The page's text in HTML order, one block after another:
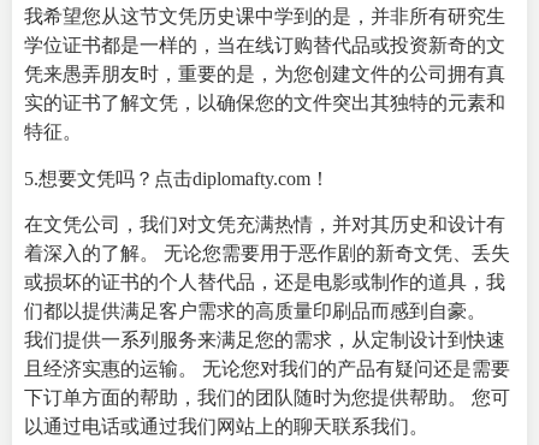
我希望您从这节文凭历史课中学到的是，并非所有研究生
学位证书都是一样的，当在线订购替代品或投资新奇的文
凭来愚弄朋友时，重要的是，为您创建文件的公司拥有真
实的证书了解文凭，以确保您的文件突出其独特的元素和
特征。
5.想要文凭吗？点击diplomafty.com ！
在文凭公司，我们对文凭充满热情，并对其历史和设计有
着深入的了解。 无论您需要用于恶作剧的新奇文凭、丢失
或损坏的证书的个人替代品，还是电影或制作的道具，我
们都以提供满足客户需求的高质量印刷品而感到自豪。
我们提供一系列服务来满足您的需求，从定制设计到快速
且经济实惠的运输。 无论您对我们的产品有疑问还是需要
下订单方面的帮助，我们的团队随时为您提供帮助。 您可
以通过电话或通过我们网站上的聊天联系我们。